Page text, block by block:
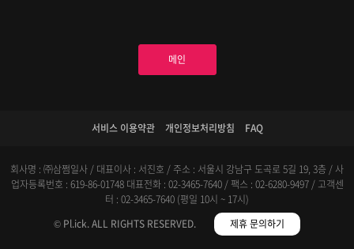
메인
서비스 이용약관 개인정보처리방침 FAQ
회사명 : ㈜삼쩜일사 / 대표이사 : 서진호 / 주소 : 서울시 강남구 도곡로 5길 19, 3층 / 사
업자등록번호 : 619-86-01748 대표전화 : 02-3465-7640 / 팩스 : 02-6280-9497 / 고객센
터 : 02-3465-7640 (평일 10시 ~ 17시)
© Pl.ick. ALL RIGHTS RESERVED.
제휴 문의하기